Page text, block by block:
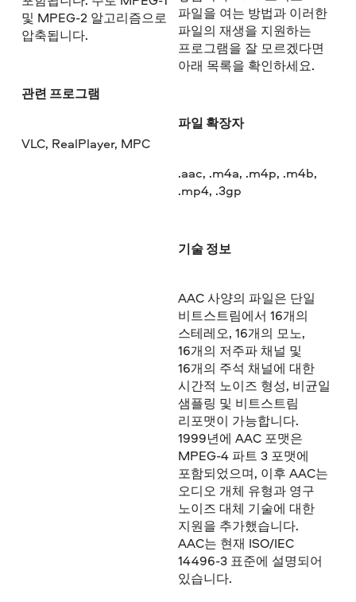
및 MPEG-2 알고리즘으로
압축됩니다.
관련 프로그램
VLC, RealPlayer, MPC
파일을 여는 방법과 이러한
파일의 재생을 지원하는
프로그램을 잘 모르겠다면
아래 목록을 확인하세요.
파일 확장자
.aac, .m4a, .m4p, .m4b,
.mp4, .3gp
기술 정보
AAC 사양의 파일은 단일
비트스트림에서 16개의
스테레오, 16개의 모노,
16개의 저주파 채널 및
16개의 주석 채널에 대한
시간적 노이즈 형성, 비균일
샘플링 및 비트스트림
리포맷이 가능합니다.
1999년에 AAC 포맷은
MPEG-4 파트 3 포맷에
포함되었으며, 이후 AAC는
오디오 개체 유형과 영구
노이즈 대체 기술에 대한
지원을 추가했습니다.
AAC는 현재 ISO/IEC
14496-3 표준에 설명되어
있습니다.